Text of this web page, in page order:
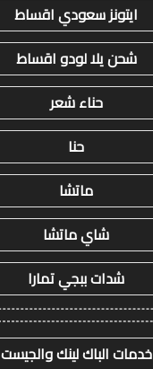
ايتونز سعودي اقساط
شحن يلا لودو اقساط
حناء شعر
حنا
ماتشا
شاي ماتشا
شدات ببجي تمارا
خدمات الباك لينك والجيست